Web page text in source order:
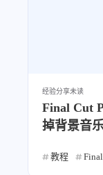
经验分享未读
Final Cut
掉背景音
教程